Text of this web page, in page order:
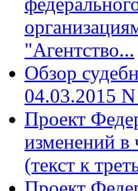
"Агентство...
Обзор
04.03.2015
Проект
изменений в
(текст к